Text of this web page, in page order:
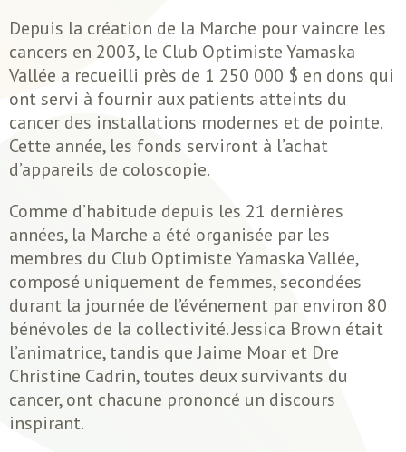
Depuis la création de la Marche pour vaincre les
cancers en 2003, le Club Optimiste Yamaska
Vallée a recueilli près de 1 250 000 $ en dons qui
ont servi à fournir aux patients atteints du
cancer des installations modernes et de pointe.
Cette année, les fonds serviront à l’achat
d’appareils de coloscopie.
Comme d’habitude depuis les 21 dernières
années, la Marche a été organisée par les
membres du Club Optimiste Yamaska Vallée,
composé uniquement de femmes, secondées
durant la journée de l’événement par environ 80
bénévoles de la collectivité. Jessica Brown était
l’animatrice, tandis que Jaime Moar et Dre
Christine Cadrin, toutes deux survivants du
cancer, ont chacune prononcé un discours
inspirant.